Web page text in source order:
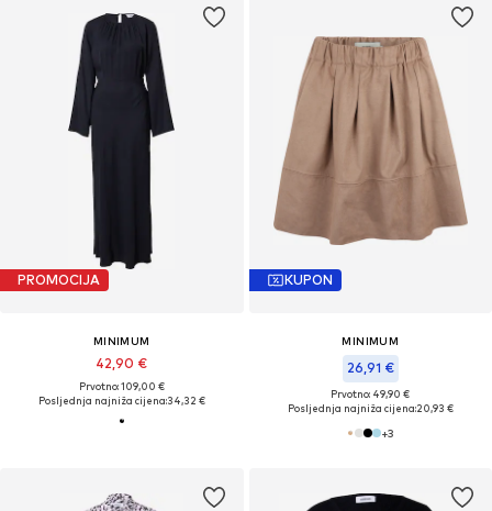
PROMOCIJA
MINIMUM
42,90 €
Prvotno: 109,00 €
Posljednja najniža cijena:34,32 €
KUPON
MINIMUM
26,91 €
Prvotno: 49,90 €
Posljednja najniža cijena:20,93 €
+3